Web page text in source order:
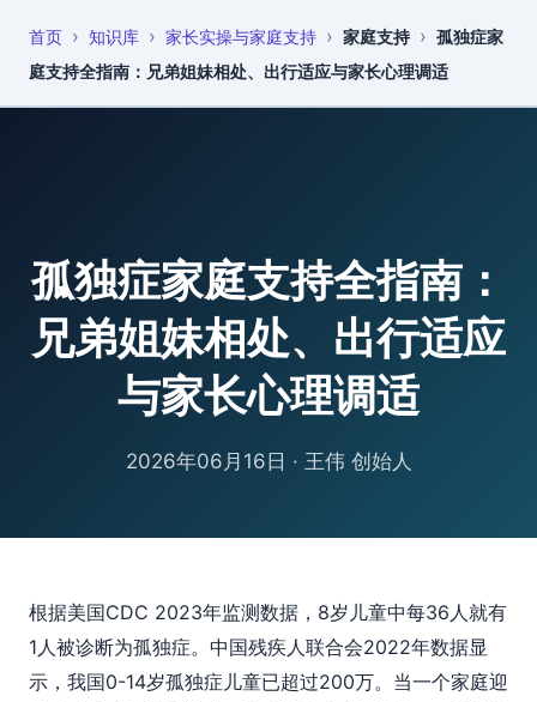
恩启 知识库
首页 › 知识库 › 家长实操与家庭支持 › 家庭支持 › 孤独症家
庭支持全指南：兄弟姐妹相处、出行适应与家长心理调适
孤独症家庭支持全指南：
兄弟姐妹相处、出行适应
与家长心理调适
2026年06月16日 · 王伟 创始人
根据美国CDC 2023年监测数据，8岁儿童中每36人就有
1人被诊断为孤独症。中国残疾人联合会2022年数据显
示，我国0-14岁孤独症儿童已超过200万。当一个家庭迎